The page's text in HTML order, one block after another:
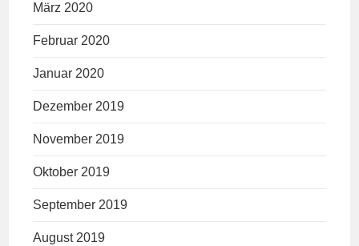
März 2020
Februar 2020
Januar 2020
Dezember 2019
November 2019
Oktober 2019
September 2019
August 2019